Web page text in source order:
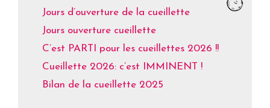
Jours d’ouverture de la cueillette
Jours ouverture cueillette
C’est PARTI pour les cueillettes 2026 !!
Cueillette 2026: c’est IMMINENT !
Bilan de la cueillette 2025